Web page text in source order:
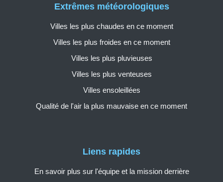
Liens rapides
En savoir plus sur l'équipe et la mission derrière
Extrêmes météorologiques
Villes les plus chaudes en ce moment
Villes les plus froides en ce moment
Villes les plus pluvieuses
Villes les plus venteuses
Villes ensoleillées
Qualité de l'air la plus mauvaise en ce moment